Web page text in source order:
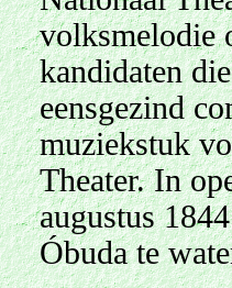
volksmelodie
kandidaten
eensgezind
muziekstuk
Theater. In
augustus
Óbuda te